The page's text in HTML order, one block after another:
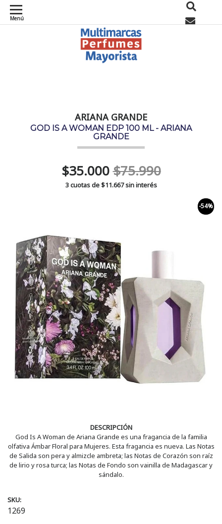
Menú
ARIANA GRANDE
GOD IS A WOMAN EDP 100 ML - ARIANA
GRANDE
$35.000$75.990
3 cuotas de$11.667sin interés
-54%
DESCRIPCIÓN
God Is A Woman de Ariana Grande es una fragancia de la familia
olfativa Ámbar Floral para Mujeres. Esta fragancia es nueva. Las Notas
de Salida son pera y almizcle ambreta; las Notas de Corazón son raíz
de lirio y rosa turca; las Notas de Fondo son vainilla de Madagascar y
sándalo.
SKU:
1269